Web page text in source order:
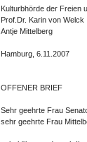
Kulturbhörde der Freien
Prof.Dr. Karin von Welck
Antje Mittelberg
Hamburg, 6.11.2007
OFFENER BRIEF
Sehr geehrte Frau
sehr geehrte Frau